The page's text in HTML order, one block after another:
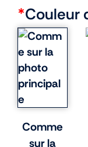
*Couleur
Comme
sur la